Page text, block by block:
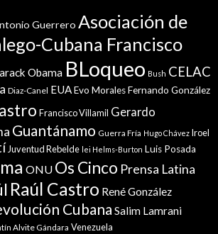
Guerrero Asociación de
Cubana Francisco
Obama BLoqueo Bush CELAC
Diaz-Canel EUAEvo MoralesFernando González
Francisco Villamil Gerardo
Guantánamo Guerra Fría Hugo Chávez Iroel
Juventud Rebelde lei Helms-Burton Luis Posada
ONU Os Cinco Prensa Latina
Raúl Castro René González
Cubana Salim Lamrani
Alvite Gándara Venezuela